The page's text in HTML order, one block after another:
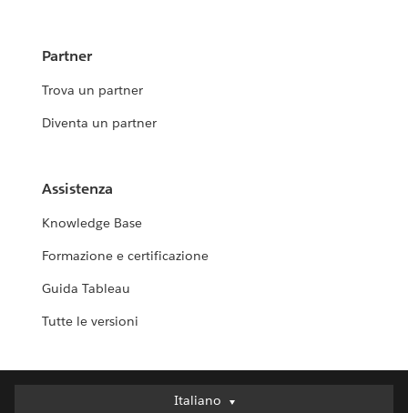
Partner
Trova un partner
Diventa un partner
Assistenza
Knowledge Base
Formazione e certificazione
Guida Tableau
Tutte le versioni
Italiano
Italiano